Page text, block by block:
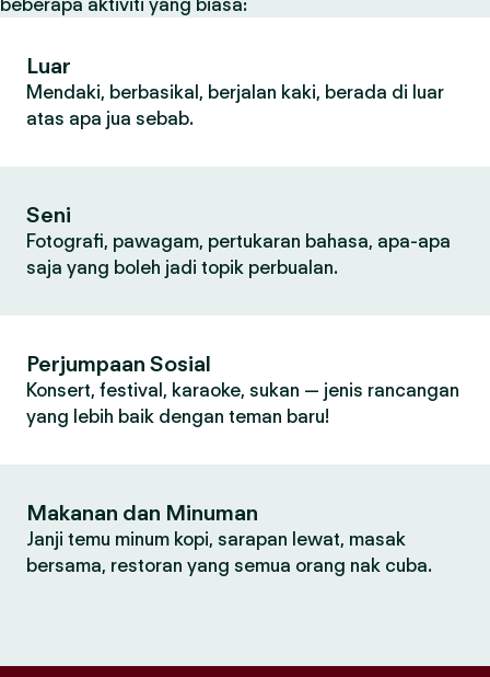
beberapa aktiviti yang biasa:
Luar
Mendaki, berbasikal, berjalan kaki, berada di luar
atas apa jua sebab.
Seni
Fotografi, pawagam, pertukaran bahasa, apa-apa
saja yang boleh jadi topik perbualan.
Perjumpaan Sosial
Konsert, festival, karaoke, sukan — jenis rancangan
yang lebih baik dengan teman baru!
Makanan dan Minuman
Janji temu minum kopi, sarapan lewat, masak
bersama, restoran yang semua orang nak cuba.